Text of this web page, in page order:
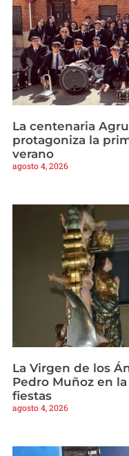
La centenaria
protagoniza la
verano
agosto 4, 2026
La Virgen de los
Pedro Muñoz en
fiestas
agosto 4, 2026